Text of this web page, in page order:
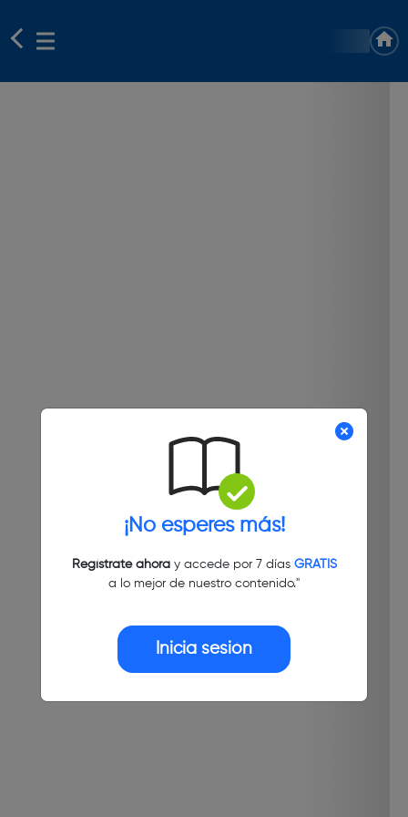
¡No esperes más!
Regístrate ahoray accede por 7 días GRATIS
a lo mejor de nuestro contenido."
Inicia sesión